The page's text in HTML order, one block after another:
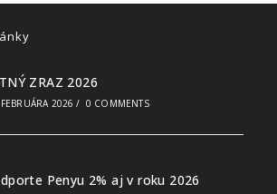
ZRAZ 2026
2026 / 0 COMMENTS
Penyu 2% aj v roku 2026